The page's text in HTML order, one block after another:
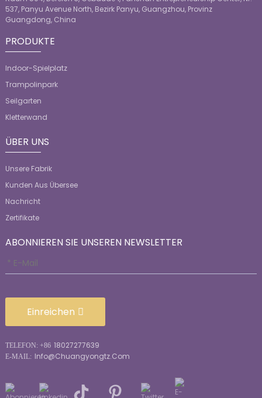
537, Panyu Avenue North, Bezirk Panyu, Guangzhou, Provinz
Guangdong, China
PRODUKTE
Indoor-Spielplatz
Trampolinpark
Seilgarten
Kletterwand
ÜBER UNS
Unsere Fabrik
Kunden Aus Übersee
Nachricht
Zertifikate
ABONNIEREN SIE UNSEREN NEWSLETTER
Einreichen
TELEFON: +86 18027277639
E-MAIL: Info@chuangyongtz.com